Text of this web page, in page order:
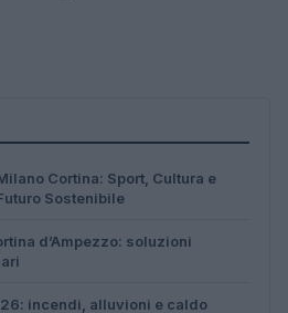
Cortina: Sport, Cultura e
Sostenibile
d’Ampezzo: soluzioni
incendi, alluvioni e caldo